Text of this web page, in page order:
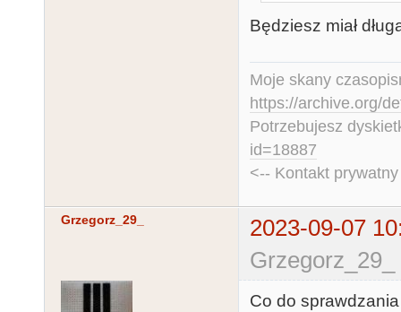
Będziesz miał
Moje skany
https://archive.org/
Potrzebujesz
id=18887
<-- Kontakt
Grzegorz_29_
2023-09-07
Co do